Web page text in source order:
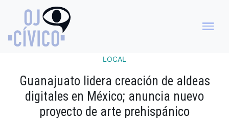
LOCAL
Guanajuato lidera creación de aldeas
digitales en México; anuncia nuevo
proyecto de arte prehispánico